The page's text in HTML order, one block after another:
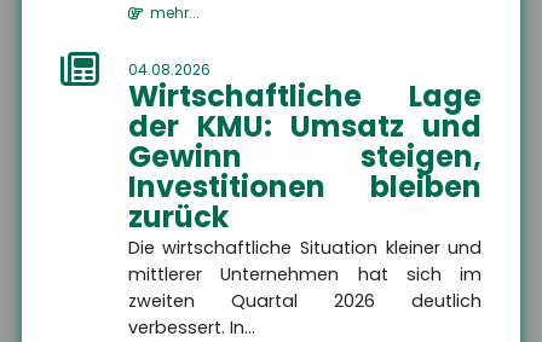
mehr...
04.08.2026
Wirtschaftliche Lage
der KMU: Umsatz und
Gewinn steigen,
Investitionen bleiben
zurück
Die wirtschaftliche Situation kleiner und
mittlerer Unternehmen hat sich im
zweiten Quartal 2026 deutlich
verbessert. In...
Wir sind gerne für Sie da
HSH Versicherungsmakler
GmbH
Am Wasserlauf 5
07333 Unterwellenborn